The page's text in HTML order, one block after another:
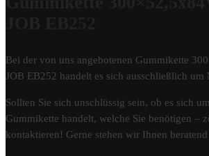
Bei der von uns angebotenen Gummikette
JOB EB252 handelt es sich ausschließlich um
Sollten Sie sich unschlüssig sein, ob es sich
Gummikette handelt, welche Sie benötigen –
kontaktieren! Gerne stehen wir Ihnen